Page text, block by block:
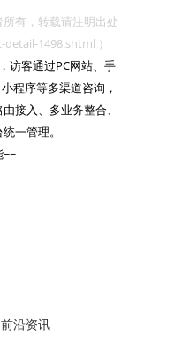
所有，转载请注明出处
1498.shtml ）
访客通过PC网站、手
程序等多渠道咨询，
接入、多业务整合、
一管理。
沿资讯